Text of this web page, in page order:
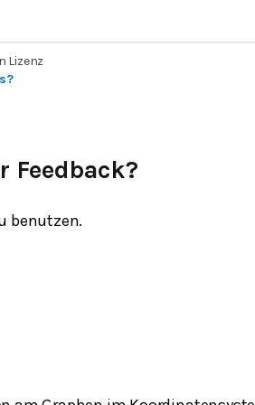
Lizenz
Feedback?
benutzen.